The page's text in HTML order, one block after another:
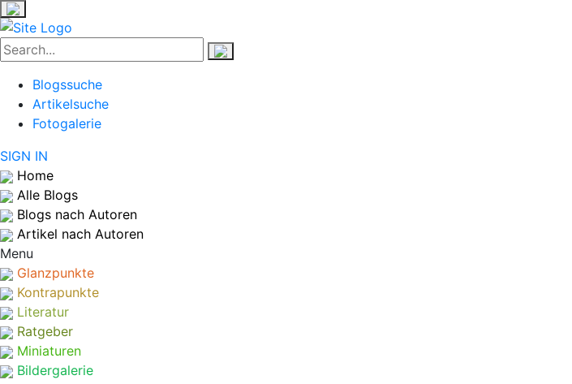
Blogssuche
Artikelsuche
Fotogalerie
SIGN IN
Home
Alle Blogs
Blogs nach Autoren
Artikel nach Autoren
Menu
Glanzpunkte
Kontrapunkte
Literatur
Ratgeber
Miniaturen
Bildergalerie